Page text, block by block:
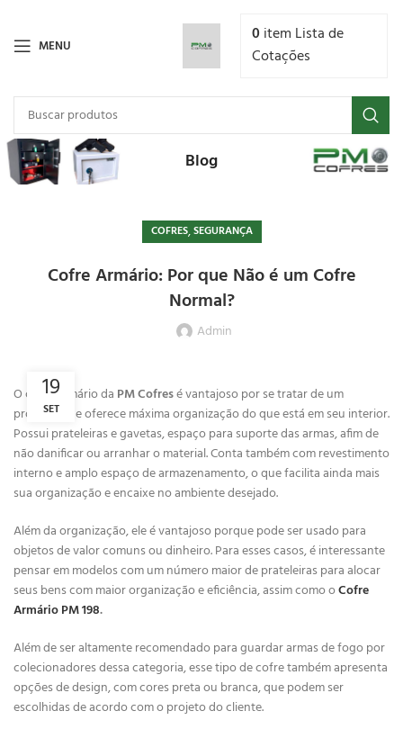
MENU 0 item Lista de
Cotações
Blog
COFRES,SEGURANÇA
Cofre Armário: Por que Não é um Cofre
Normal?
Admin
19
SET
O cofre armário da PM Cofresé vantajoso por se tratar de um
produto que oferece máxima organização do que está em seu interior.
Possui prateleiras e gavetas, espaço para suporte das armas, afim de
não danificar ou arranhar o material. Conta também com revestimento
interno e amplo espaço de armazenamento, o que facilita ainda mais
sua organização e encaixe no ambiente desejado.
Além da organização, ele é vantajoso porque pode ser usado para
objetos de valor comuns ou dinheiro. Para esses casos, é interessante
pensar em modelos com um número maior de prateleiras para alocar
seus bens com maior organização e eficiência, assim como oCofre
Armário PM 198.
Além de ser altamente recomendado para guardar armas de fogo por
colecionadores dessa categoria, esse tipo de cofre também apresenta
opções de design, com cores preta ou branca, que podem ser
escolhidas de acordo com o projeto do cliente.